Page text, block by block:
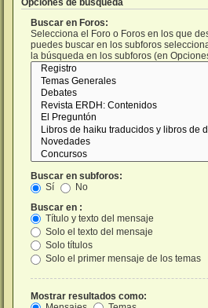
Opciones de búsqueda
Buscar en Foros:
Selecciona el Foro o Foros en los que
puedes buscar en los subforos
la búsqueda en los subforos (en
Buscar en subforos:
Sí
No
Buscar en :
Título y texto del mensaje
Solo el texto del mensaje
Solo títulos
Solo el primer mensaje de los temas
Mostrar resultados como: